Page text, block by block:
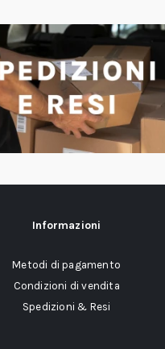
Informazioni
Metodi di pagamento
Condizioni di vendita
Spedizioni & Resi